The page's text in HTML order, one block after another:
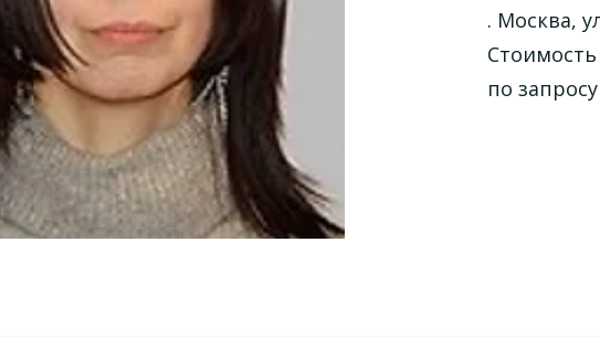
. Москва,
по запросу